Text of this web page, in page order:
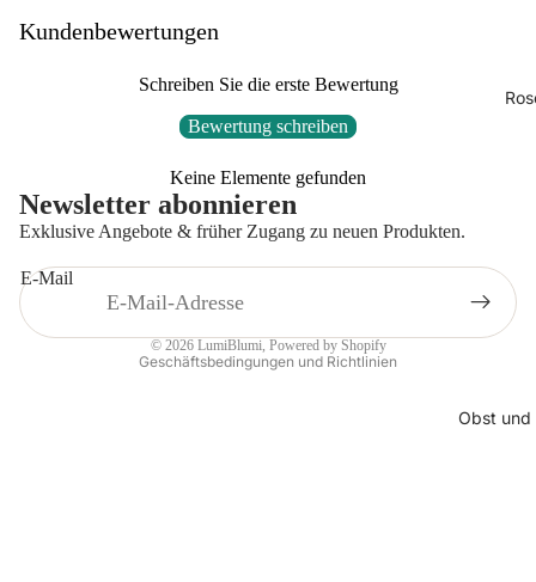
Obst und
Kundenbewertungen
Schreiben Sie die erste Bewertung
Bewertung schreiben
Keine Elemente gefunden
Newsletter abonnieren
Exklusive Angebote & früher Zugang zu neuen Produkten.
E-Mail
© 2026 LumiBlumi, Powered by Shopify
Geschäftsbedingungen und Richtlinien
Widerrufsrecht
Impressum